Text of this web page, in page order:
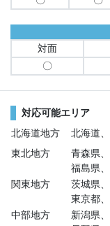
対面
〇
対応可能エリア
北海道地方
北海道、
東北地方
青森県、
福島県、
関東地方
茨城県、
東京都、
中部地方
新潟県、